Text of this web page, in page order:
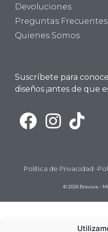
Devoluciones
Preguntas Frecuentes
Quienes Somos
Suscríbete para
diseños ¡antes de que
Política de Privacidad -
© 2026 Bravura –